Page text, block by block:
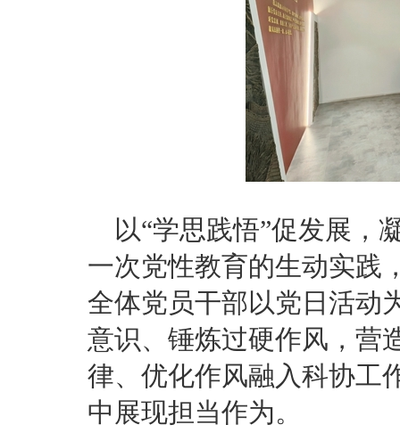
以“学思践悟”促发展，
一次党性教育的生动实践
全体党员干部以党日活动
意识、锤炼过硬作风，营
律、优化作风融入科协工
中展现担当作为。